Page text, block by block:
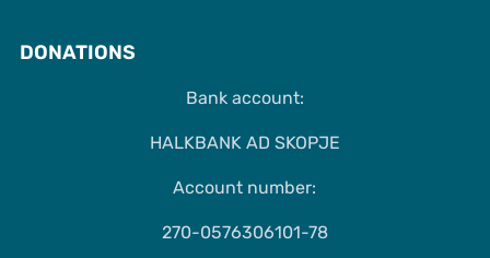
DONATIONS
Bank account:
HALKBANK AD SKOPJE
Account number:
270-0576306101-78